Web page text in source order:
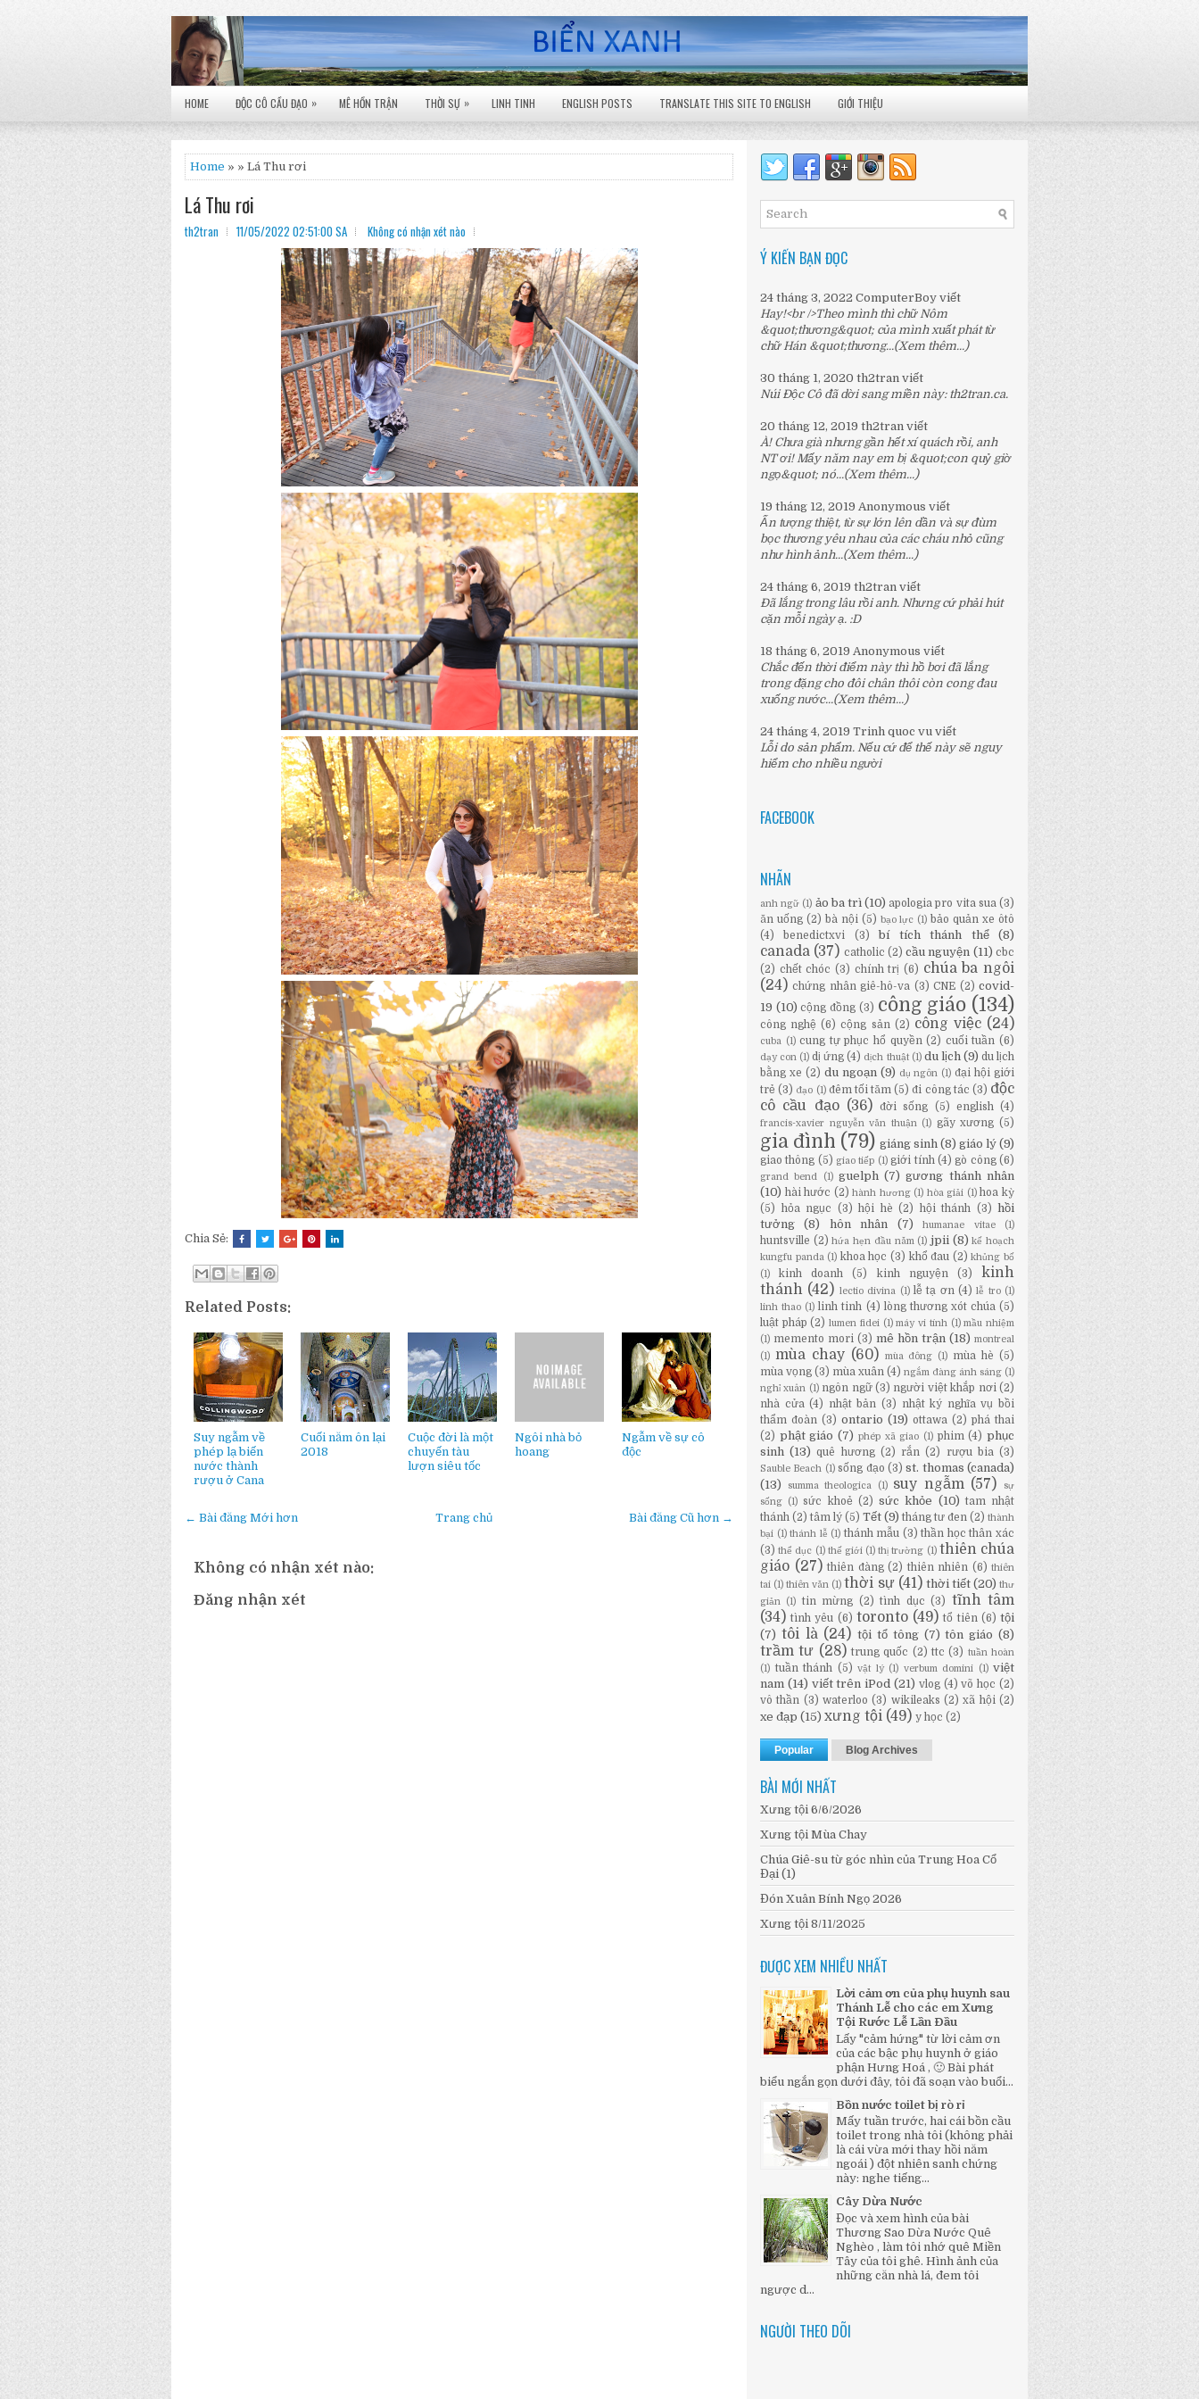
HOME ĐỘC CÔ CẦU ĐẠO » MÊ HỒN TRẬN THỜI SỰ » LINH TINH ENGLISH POSTS TRANSLATE THIS SITE TO ENGLISH GIỚI THIỆU
Home » » Lá Thu rơi
Lá Thu rơi
th2tran 11/05/2022 02:51:00 SA Không có nhận xét nào
Chia Sẻ:
Related Posts:
Suy ngẫm về
phép lạ biến
nước thành
rượu ở Cana
Cuối năm ôn lại
2018
Cuộc đời là một
chuyến tàu
lượn siêu tốc
Ngôi nhà bỏ
hoang
Ngẫm về sự cô
độc
← Bài đăng Mới hơn Bài đăng Cũ hơn →
Trang chủ
Không có nhận xét nào:
Đăng nhận xét
Ý KIẾN BẠN ĐỌC
24 tháng 3, 2022 ComputerBoy viết
Hay!<br />Theo mình thì chữ Nôm
&quot;thương&quot; của mình xuất phát từ
chữ Hán &quot;thương...(Xem thêm...)
30 tháng 1, 2020 th2tran viết
Núi Độc Cô đã dời sang miền này: th2tran.ca.
20 tháng 12, 2019 th2tran viết
À! Chưa già nhưng gần hết xí quách rồi, anh
NT ơi! Mấy năm nay em bị &quot;con quỷ giờ
ngọ&quot; nó...(Xem thêm...)
19 tháng 12, 2019 Anonymous viết
Ấn tượng thiệt, từ sự lớn lên dần và sự đùm
bọc thương yêu nhau của các cháu nhỏ cũng
như hình ảnh...(Xem thêm...)
24 tháng 6, 2019 th2tran viết
Đã lắng trong lâu rồi anh. Nhưng cứ phải hút
cặn mỗi ngày ạ. :D
18 tháng 6, 2019 Anonymous viết
Chắc đến thời điểm này thì hồ bơi đã lắng
trong đặng cho đôi chân thôi còn cong đau
xuống nước...(Xem thêm...)
24 tháng 4, 2019 Trinh quoc vu viết
Lỗi do sản phẩm. Nếu cứ để thế này sẽ nguy
hiểm cho nhiều người
FACEBOOK
NHÃN
anh ngữ (1) ảo ba trì (10) apologia pro vita sua (3)
ăn uống (2) bà nội (5) bạo lực (1) bảo quản xe ôtô
(4)
benedictxvi (3) bí tích thánh thể (8)
canada (37) catholic (2) cầu nguyện (11) cbc
(2) chết chóc (3) chính trị (6) chúa ba ngôi
(24) chứng nhân giê-hô-va (3) CNE (2) covid-
19 (10) cộng đồng (3) công giáo (134)
công nghệ (6) cộng sản (2) công việc (24)
cuba (1) cung tự phục hổ quyền (2) cuối tuần (6)
dạy con (1) dị ứng (4) dịch thuật (1) du lịch (9) du lịch
bằng xe (2) du ngoạn (9) dụ ngôn (1) đại hội giới
trẻ (3) đạo (1) đêm tối tăm (5) đi công tác (3) độc
cô cầu đạo (36) đời sống (5) english (4)
francis-xavier nguyễn văn thuận (1) gãy xương (5)
gia đình (79) giáng sinh (8) giáo lý (9)
giao thông (5) giao tiếp (1) giới tính (4) gò công (6)
grand bend (1) guelph (7) gương thánh nhân
(10) hài hước (2) hành hương (1) hòa giải (1) hoa kỳ
(5) hỏa ngục (3) hội hè (2) hội thánh (3) hồi
tưởng
(8) hôn nhân (7) humanae vitae (1)
huntsville (2) hứa hẹn đầu năm (1) jpii (8) kế hoạch
kungfu panda (1) khoa học (3) khổ đau (2) khủng bố
(1)
kinh doanh (5) kinh nguyện (3)
kinh
thánh (42) lectio divina (1) lễ tạ ơn (4) lễ tro (1)
linh thao (1) linh tinh (4) lòng thương xót chúa (5)
luật pháp (2) lumen fidei (1) máy vi tính (1) mầu nhiệm
(1) memento mori (3) mê hồn trận (18) montreal
(1) mùa chay (60) mùa đông (1) mùa hè (5)
mùa vọng (3) mùa xuân (4) ngắm đàng ánh sáng (1)
nghỉ xuân (1) ngôn ngữ (3) người việt khắp nơi (2)
nhà cửa (4) nhật bản (3) nhật ký nghĩa vụ bồi
thẩm đoàn (3) ontario (19) ottawa (2) phá thai
(2) phật giáo (7) phép xã giao (1) phim (4) phục
sinh (13) quê hương (2) rắn (2) rượu bia (3)
Sauble Beach (1) sống đạo (3) st. thomas (canada)
(13)
summa theologica (1) suy ngẫm (57)
sự
sống
(1) sức khoẻ (2) sức khỏe (10) tam nhật
thánh (2) tâm lý (5) Tết (9) tháng tư đen (2) thành
bại (1) thánh lễ (1) thánh mẫu (3) thần học thân xác
(3) thể dục (1) thế giới (1) thị trường (1) thiên chúa
giáo (27) thiên đàng (2) thiên nhiên (6) thiên
tai (1) thiên văn (1) thời sự (41) thời tiết (20) thư
giản
(1) tin mừng (2) tình dục (3) tĩnh tâm
(34) tình yêu (6) toronto (49) tổ tiên (6) tội
(7) tôi là (24) tội tổ tông (7) tôn giáo (8)
trầm tư (28) trung quốc (2) ttc (3) tuần hoàn
(1) tuần thánh (5) vật lý (1) verbum domini (1) việt
nam (14) viết trên iPod (21) vlog (4) võ học (2)
vô thần (3) waterloo (3) wikileaks (2) xã hội (2)
xe đạp (15) xưng tội (49) y học (2)
Popular Blog Archives
BÀI MỚI NHẤT
Xưng tội 6/6/2026
Xưng tội Mùa Chay
Chúa Giê-su từ góc nhìn của Trung Hoa Cổ
Đại (1)
Đón Xuân Bính Ngọ 2026
Xưng tội 8/11/2025
ĐƯỢC XEM NHIỀU NHẤT
Lời cảm ơn của phụ huynh sau
Thánh Lễ cho các em Xưng
Tội Rước Lễ Lần Đầu
Lấy "cảm hứng" từ lời cảm ơn
của các bậc phụ huynh ở giáo
phận Hưng Hoá , 🙂 Bài phát
biểu ngắn gọn dưới đây, tôi đã soạn vào buổi...
Bồn nước toilet bị rò rỉ
Mấy tuần trước, hai cái bồn cầu
toilet trong nhà tôi (không phải
là cái vừa mới thay hồi năm
ngoái ) đột nhiên sanh chứng
này: nghe tiếng...
Cây Dừa Nước
Đọc và xem hình của bài
Thương Sao Dừa Nước Quê
Nghèo , làm tôi nhớ quê Miền
Tây của tôi ghê. Hình ảnh của
những căn nhà lá, đem tôi
ngược d...
NGƯỜI THEO DÕI